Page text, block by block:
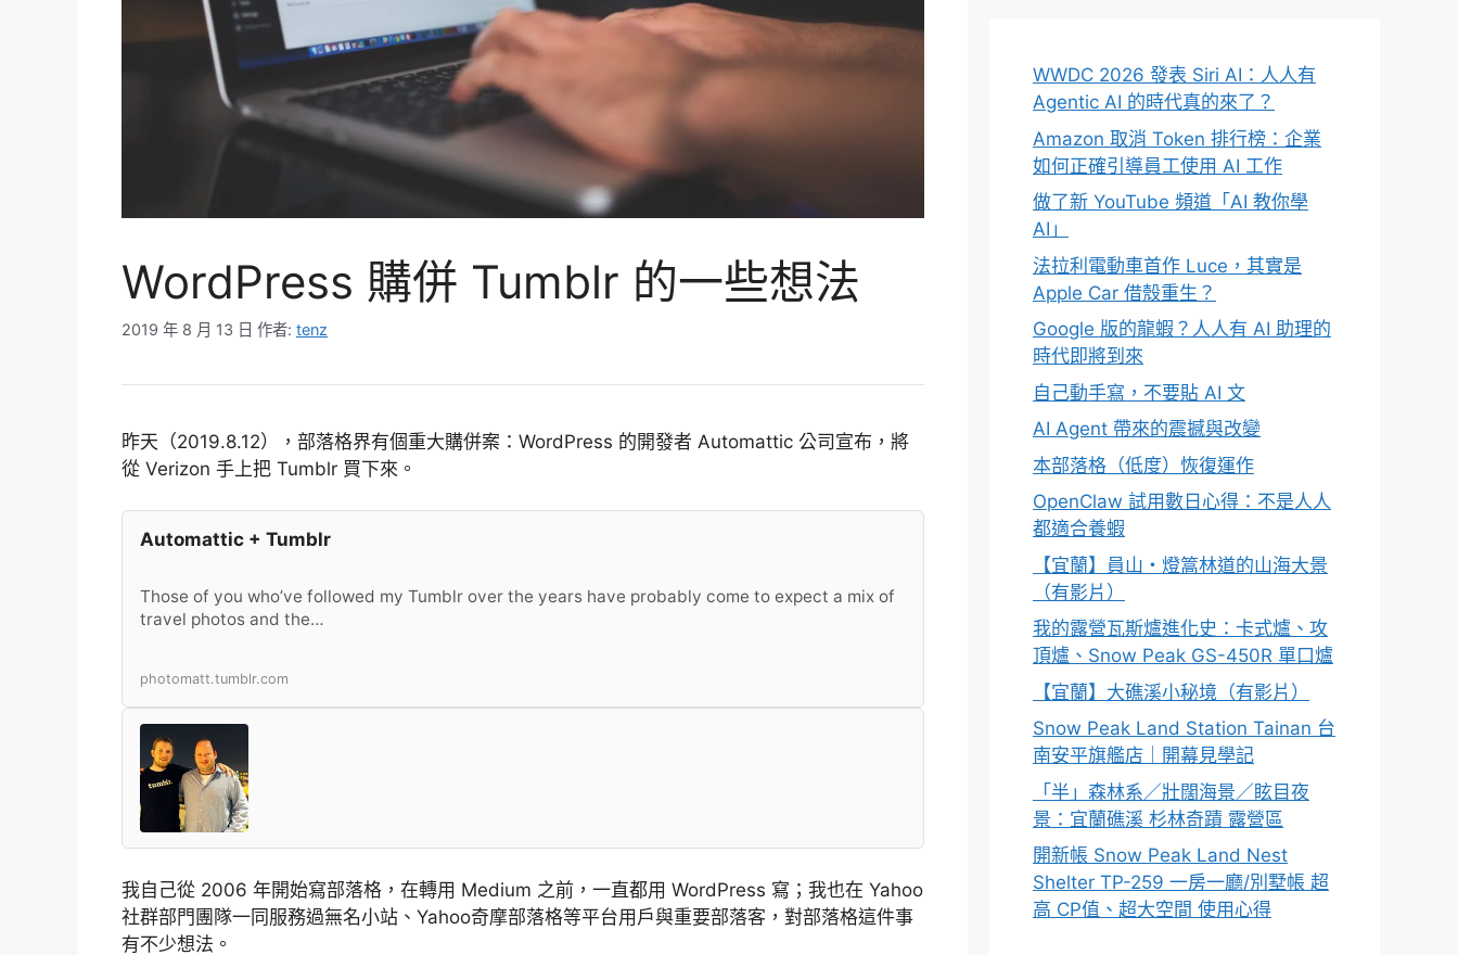
WordPress 購併 Tumblr 的一些想法
2019 年 8 月 13 日 作者: tenz
昨天（2019.8.12），部落格界有個重大購併案：WordPress 的開發者 Automattic 公司宣布，將
從 Verizon 手上把 Tumblr 買下來。
Automattic + Tumblr
Those of you who’ve followed my Tumblr over the years have probably come to expect a mix of
travel photos and the…
photomatt.tumblr.com
我自己從 2006 年開始寫部落格，在轉用 Medium 之前，一直都用 WordPress 寫；我也在 Yahoo
社群部門團隊一同服務過無名小站、Yahoo奇摩部落格等平台用戶與重要部落客，對部落格這件事
有不少想法。
WWDC 2026 發表 Siri AI：人人有
Agentic AI 的時代真的來了？
Amazon 取消 Token 排行榜：企業
如何正確引導員工使用 AI 工作
做了新 YouTube 頻道「AI 教你學
AI」
法拉利電動車首作 Luce，其實是
Apple Car 借殼重生？
Google 版的龍蝦？人人有 AI 助理的
時代即將到來
自己動手寫，不要貼 AI 文
AI Agent 帶來的震撼與改變
本部落格（低度）恢復運作
OpenClaw 試用數日心得：不是人人
都適合養蝦
【宜蘭】員山・燈篙林道的山海大景
（有影片）
我的露營瓦斯爐進化史：卡式爐、攻
頂爐、Snow Peak GS-450R 單口爐
【宜蘭】大礁溪小秘境（有影片）
Snow Peak Land Station Tainan 台
南安平旗艦店｜開幕見學記
「半」森林系／壯闊海景／眩目夜
景：宜蘭礁溪 杉林奇蹟 露營區
開新帳 Snow Peak Land Nest
Shelter TP-259 一房一廳/別墅帳 超
高 CP值、超大空間 使用心得